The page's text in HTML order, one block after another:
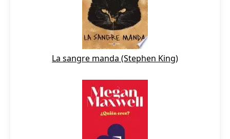
La sangre manda (Stephen King)